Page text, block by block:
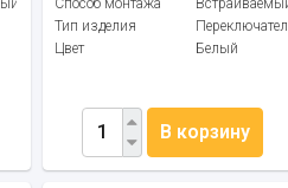
Тип изделия
Цвет
Белый
В корзину